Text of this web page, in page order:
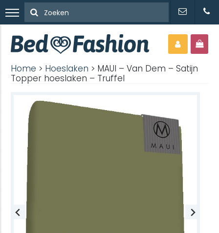
Home > Hoeslaken > MAUI – Van Dem – Satijn
Topper hoeslaken – Truffel